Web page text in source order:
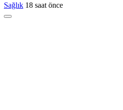
Sağlık 18 saat önce